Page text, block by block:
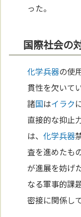
った。
国際社会の
化学兵器の使
貫性を欠いて
諸国はイラク
直接的な抑止
は、化学兵器
査を進めたも
が進展を妨げ
なる軍事的課
密接に関係し